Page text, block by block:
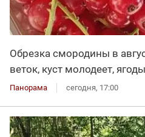
Обрезка смородины в
веток, куст молодеет,
Панорама сегодня, 17:00